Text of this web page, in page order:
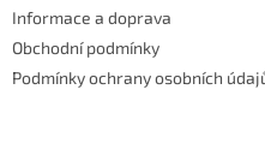
Informace a doprava
Obchodní podmínky
Podmínky ochrany osobních